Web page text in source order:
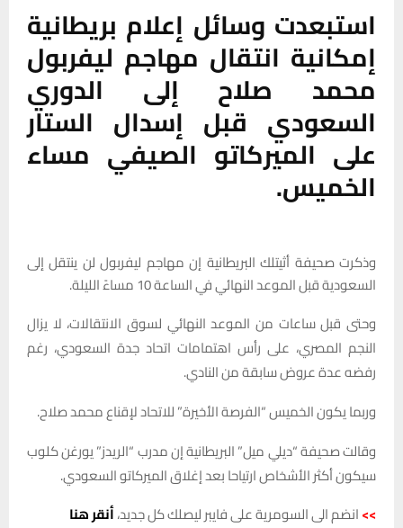
استبعدت وسائل إعلام بريطانية
إمكانية انتقال مهاجم ليفربول
محمد صلاح إلى الدوري
السعودي قبل إسدال الستار
على الميركاتو الصيفي مساء
الخميس.
وذكرت صحيفة أثيتلك البريطانية إن مهاجم ليفربول لن ينتقل إلى
السعودية قبل الموعد النهائي في الساعة 10 مساءً الليلة.
وحتى قبل ساعات من الموعد النهائي لسوق الانتقالات، لا يزال
النجم المصري، على رأس اهتمامات اتحاد جدة السعودي، رغم
رفضه عدة عروض سابقة من النادي.
وربما يكون الخميس “الفرصة الأخيرة” للاتحاد لإقناع محمد صلاح.
وقالت صحيفة “ديلي ميل” البريطانية إن مدرب “الريدز” يورغن كلوب
سيكون أكثر الأشخاص ارتياحا بعد إغلاق الميركاتو السعودي.
>>انضم الى السومرية على فايبر ليصلك كل جديد،أنقر هنا